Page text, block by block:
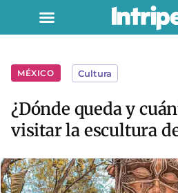
MÉXICO Cultura
¿Dónde queda y
visitar la escultura